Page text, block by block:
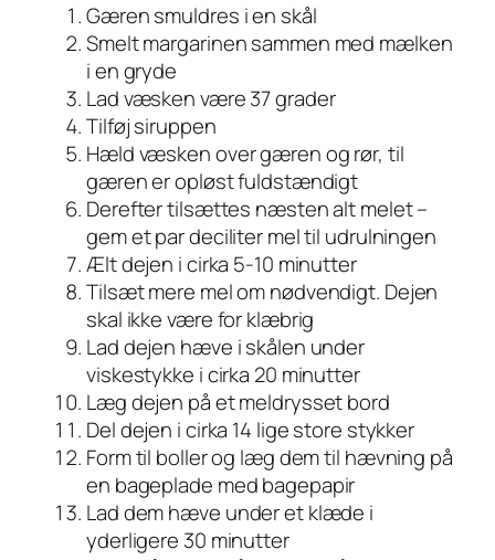
Gæren smuldres i en skål
Smelt margarinen sammen med mælken
i en gryde
Lad væsken være 37 grader
Tilføj siruppen
Hæld væsken over gæren og rør, til
gæren er opløst fuldstændigt
Derefter tilsættes næsten alt melet –
gem et par deciliter mel til udrulningen
Ælt dejen i cirka 5-10 minutter
Tilsæt mere mel om nødvendigt. Dejen
skal ikke være for klæbrig
Lad dejen hæve i skålen under
viskestykke i cirka 20 minutter
Læg dejen på et meldrysset bord
Del dejen i cirka 14 lige store stykker
Form til boller og læg dem til hævning på
en bageplade med bagepapir
Lad dem hæve under et klæde i
yderligere 30 minutter